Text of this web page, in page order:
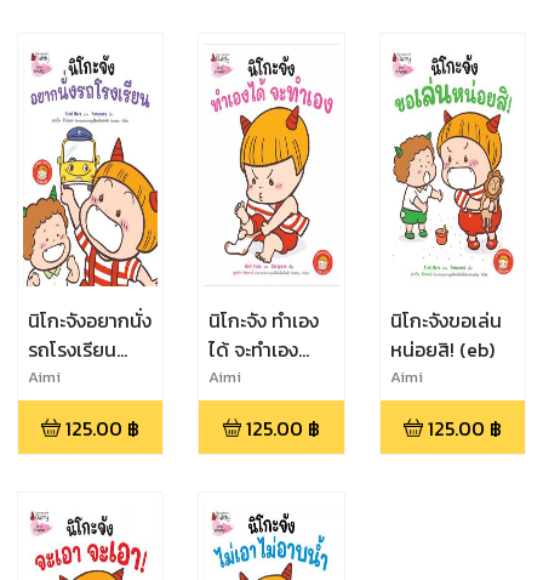
นิโกะจังอยากนั่ง
รถโรงเรียน
(eb)
Aimi
Hara,Keropons
125.00 ฿
นิโกะจัง ทำเอง
ได้ จะทำเอง
(eb)
Aimi
Hara,Keropons
125.00 ฿
นิโกะจังขอเล่น
หน่อยสิ! (eb)
Aimi
Hara,Keropons
125.00 ฿